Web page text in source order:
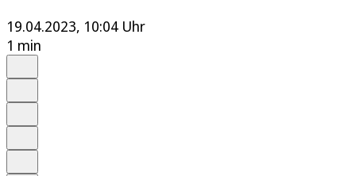
19.04.2023, 10:04 Uhr
1 min